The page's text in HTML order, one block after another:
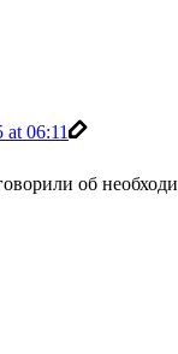
at 06:11
об